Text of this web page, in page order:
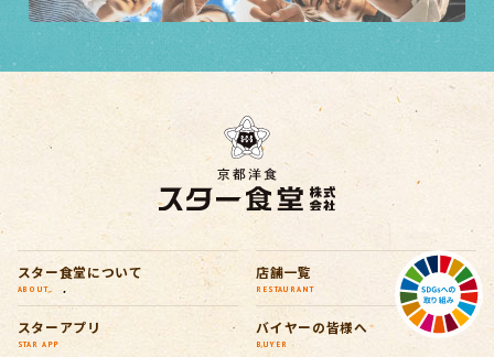
スター食堂について
ABOUT
店舗一覧
RESTAURANT
スターアプリ
STAR APP
バイヤーの皆様へ
BUYER